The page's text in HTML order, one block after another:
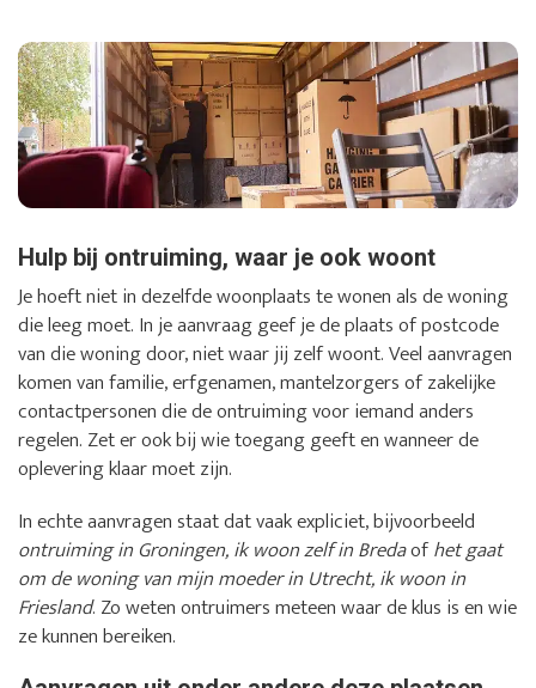
Hulp bij ontruiming, waar je ook woont
Je hoeft niet in dezelfde woonplaats te wonen als de woning
die leeg moet. In je aanvraag geef je de plaats of postcode
van die woning door, niet waar jij zelf woont. Veel aanvragen
komen van familie, erfgenamen, mantelzorgers of zakelijke
contactpersonen die de ontruiming voor iemand anders
regelen. Zet er ook bij wie toegang geeft en wanneer de
oplevering klaar moet zijn.
In echte aanvragen staat dat vaak expliciet, bijvoorbeeld
ontruiming in Groningen, ik woon zelf in Bredaofhet gaat
om de woning van mijn moeder in Utrecht, ik woon in
Friesland. Zo weten ontruimers meteen waar de klus is en wie
ze kunnen bereiken.